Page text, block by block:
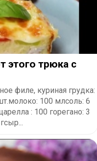
этого трюка с
филе, куриная грудка:
100 млсоль: 6
: 100 горегано: 3